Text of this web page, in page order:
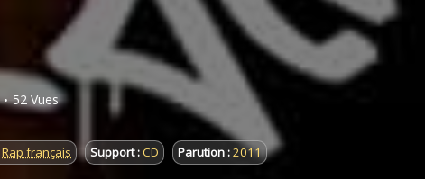
52 Vues
Rap français Support :CD Parution :2011